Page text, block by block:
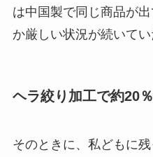
は中国製で同じ商品が
か厳しい状況が続いてい
ヘラ絞り加工で約20
そのときに、私どもに